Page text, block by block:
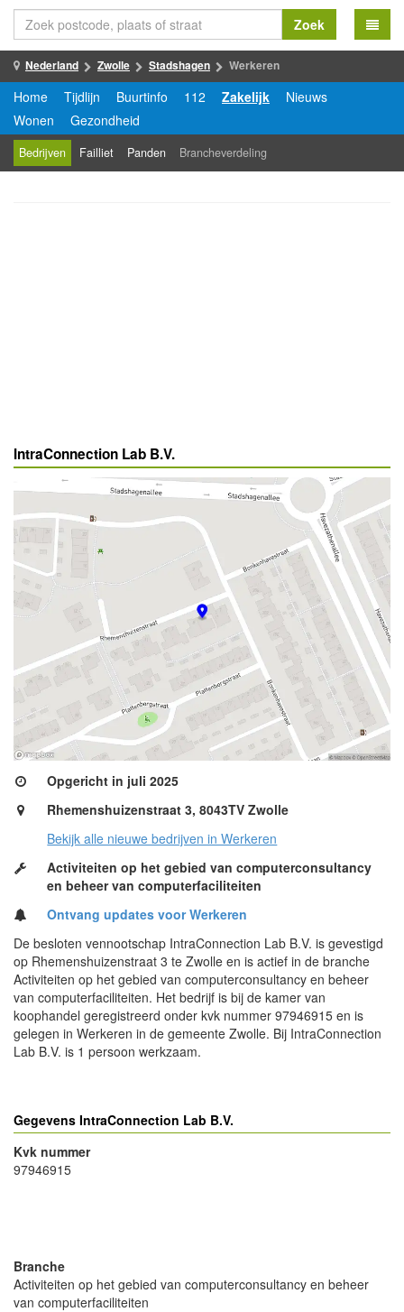
Zoek
Nederland Zwolle Stadshagen Werkeren
Home Tijdlijn Buurtinfo 112 Zakelijk
Nieuws
Wonen
Gezondheid
Bedrijven Failliet Panden Brancheverdeling
IntraConnection Lab B.V.
Opgericht in juli 2025
Rhemenshuizenstraat 3, 8043TV Zwolle
Bekijk alle nieuwe bedrijven in Werkeren
Activiteiten op het gebied van computerconsultancy
en beheer van computerfaciliteiten
Ontvang updates voor Werkeren
De besloten vennootschap IntraConnection Lab B.V. is gevestigd
op Rhemenshuizenstraat 3 te Zwolle en is actief in de branche
Activiteiten op het gebied van computerconsultancy en beheer
van computerfaciliteiten. Het bedrijf is bij de kamer van
koophandel geregistreerd onder kvk nummer 97946915 en is
gelegen in Werkeren in de gemeente Zwolle. Bij IntraConnection
Lab B.V. is 1 persoon werkzaam.
Gegevens IntraConnection Lab B.V.
Kvk nummer
97946915
Branche
Activiteiten op het gebied van computerconsultancy en beheer
van computerfaciliteiten